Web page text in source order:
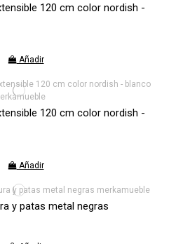
120 cm color nordish -
Añadir
120 cm color nordish -
Añadir
y patas metal negras